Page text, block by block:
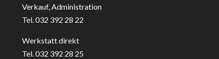
Verkauf, Administration
Tel. 032 392 28 22
Werkstatt direkt
Tel. 032 392 28 25